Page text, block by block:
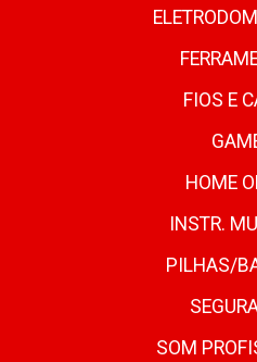
FIOS E
HOME
INSTR.
PILHAS/
SOM